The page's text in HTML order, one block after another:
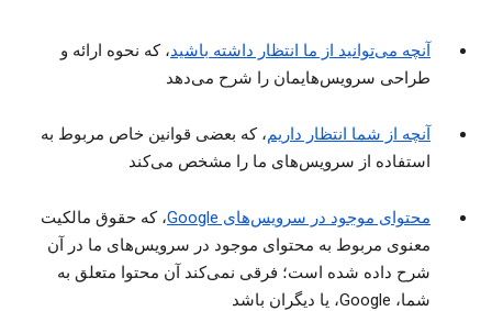
آنچه می‌توانید از ما انتظار داشته باشید، که نحوه ارائه و
طراحی سرویس‌هایمان را شرح می‌دهد
آنچه از شما انتظار داریم، که بعضی قوانین خاص مربوط به
استفاده از سرویس‌های ما را مشخص می‌کند
محتوای موجود در سرویس‌های Google
، که حقوق مالکیت
معنوی مربوط به محتوای موجود در سرویس‌های ما در آن
شرح داده شده است؛ فرقی نمی‌کند آن محتوا متعلق به
شما، Google، یا دیگران باشد